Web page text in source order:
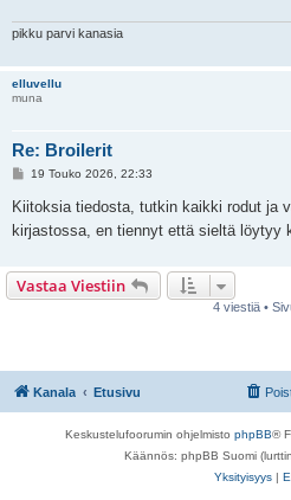
pikku parvi kanasia
elluvellu
muna
Re: Broilerit
V
e
s
t
i
19 Touko 2026, 22:33
Kiitoksia tiedosta, tutkin kaikki rodut ja
kirjastossa, en tiennyt että sieltä löytyy
Vastaa Viestiin
4 viestiä •
Kanala Etusivu
Keskustelufoorumin ohjelmisto phpBB®
Käännös: phpBB Suomi
Yksityisyys |